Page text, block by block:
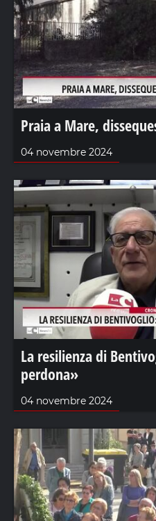
Praia a Mare,
04 novembre 2024
La resilienza di
perdona»
04 novembre 2024